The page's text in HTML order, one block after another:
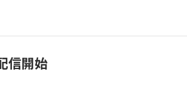
信開始